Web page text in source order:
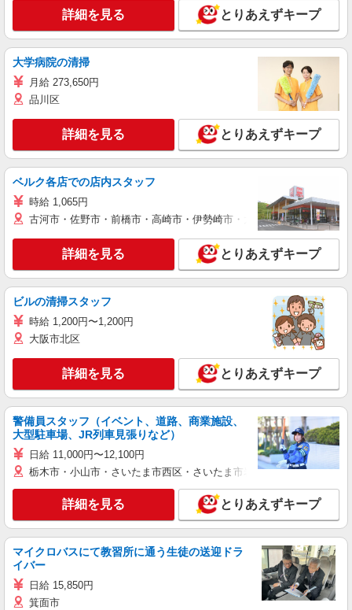
詳細を見る とりあえずキープ
大学病院の清掃
月給 273,650円
品川区
詳細を見る とりあえずキープ
ベルク各店での店内スタッフ
時給 1,065円
古河市・佐野市・前橋市・高崎市・伊勢崎市・太田市・館林市・藤
詳細を見る とりあえずキープ
ビルの清掃スタッフ
時給 1,200円〜1,200円
大阪市北区
詳細を見る とりあえずキープ
警備員スタッフ（イベント、道路、商業施設、
大型駐車場、JR列車見張りなど）
日給 11,000円〜12,100円
栃木市・小山市・さいたま市西区・さいたま市岩槻区・久喜市・蓮田
詳細を見る とりあえずキープ
マイクロバスにて教習所に通う生徒の送迎ドラ
イバー
日給 15,850円
箕面市